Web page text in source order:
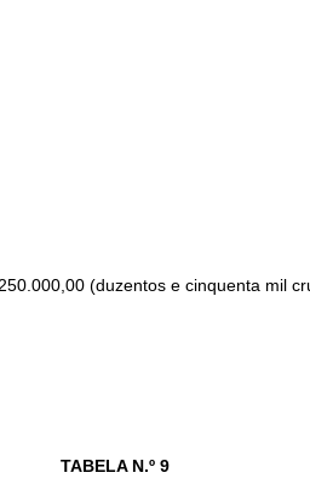
(duzentos e cinquenta mil
TABELA N.º 9